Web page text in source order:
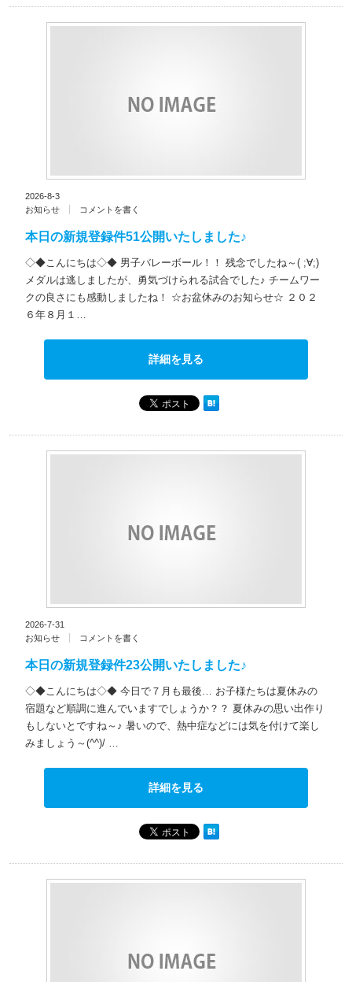
2026-8-3
お知らせ
コメントを書く
本日の新規登録件51公開いたしました♪
◇◆こんにちは◇◆ 男子バレーボール！！ 残念でしたね～( ;∀;)
メダルは逃しましたが、勇気づけられる試合でした♪ チームワー
クの良さにも感動しましたね！ ☆お盆休みのお知らせ☆ ２０２
６年８月１…
詳細を見る
2026-7-31
お知らせ
コメントを書く
本日の新規登録件23公開いたしました♪
◇◆こんにちは◇◆ 今日で７月も最後… お子様たちは夏休みの
宿題など順調に進んでいますでしょうか？？ 夏休みの思い出作り
もしないとですね～♪ 暑いので、熱中症などには気を付けて楽し
みましょう～(^^)/ …
詳細を見る